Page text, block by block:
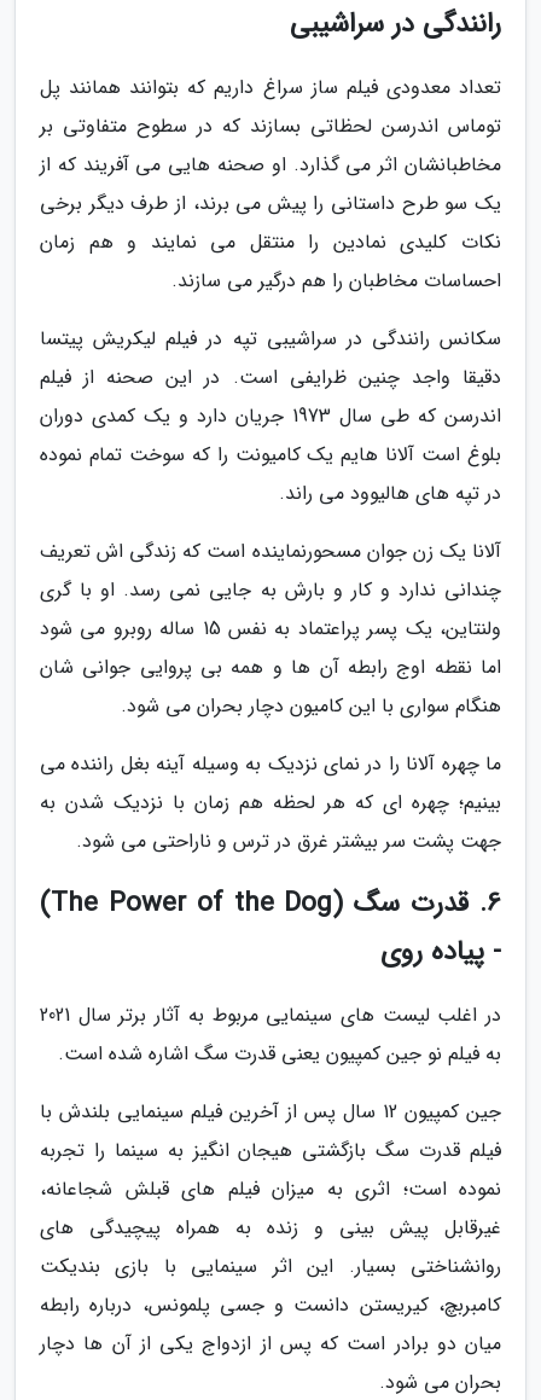
رانندگی در سراشیبی
تعداد معدودی فیلم ساز سراغ داریم که بتوانند همانند پل
توماس اندرسن لحظاتی بسازند که در سطوح متفاوتی بر
مخاطبانشان اثر می گذارد. او صحنه هایی می آفریند که از
یک سو طرح داستانی را پیش می برند، از طرف دیگر برخی
نکات کلیدی نمادین را منتقل می نمایند و هم زمان
احساسات مخاطبان را هم درگیر می سازند.
سکانس رانندگی در سراشیبی تپه در فیلم لیکریش پیتسا
دقیقا واجد چنین ظرایفی است. در این صحنه از فیلم
اندرسن که طی سال 1973 جریان دارد و یک کمدی دوران
بلوغ است آلانا هایم یک کامیونت را که سوخت تمام نموده
در تپه های هالیوود می راند.
آلانا یک زن جوان مسحورنماینده است که زندگی اش تعریف
چندانی ندارد و کار و بارش به جایی نمی رسد. او با گری
ولنتاین، یک پسر پراعتماد به نفس 15 ساله روبرو می شود
اما نقطه اوج رابطه آن ها و همه بی پروایی جوانی شان
هنگام سواری با این کامیون دچار بحران می شود.
ما چهره آلانا را در نمای نزدیک به وسیله آینه بغل راننده می
بینیم؛ چهره ای که هر لحظه هم زمان با نزدیک شدن به
جهت پشت سر بیشتر غرق در ترس و ناراحتی می شود.
6. قدرت سگ (The Power of the Dog)
- پیاده روی
در اغلب لیست های سینمایی مربوط به آثار برتر سال 2021
به فیلم نو جین کمپیون یعنی قدرت سگ اشاره شده است.
جین کمپیون 12 سال پس از آخرین فیلم سینمایی بلندش با
فیلم قدرت سگ بازگشتی هیجان انگیز به سینما را تجربه
نموده است؛ اثری به میزان فیلم های قبلش شجاعانه،
غیرقابل پیش بینی و زنده به همراه پیچیدگی های
روانشناختی بسیار. این اثر سینمایی با بازی بندیکت
کامبربچ، کیریستن دانست و جسی پلمونس، درباره رابطه
میان دو برادر است که پس از ازدواج یکی از آن ها دچار
بحران می شود.